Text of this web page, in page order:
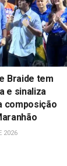
Braide tem
e sinaliza
composição
2026